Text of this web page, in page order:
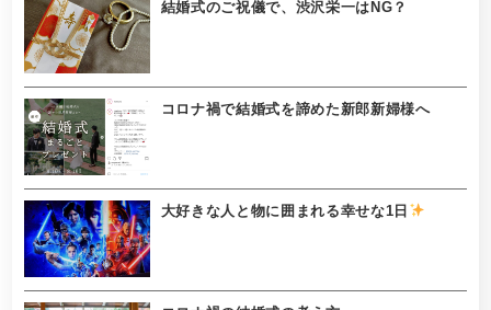
結婚式のご祝儀で、渋沢栄一はNG？
コロナ禍で結婚式を諦めた新郎新婦様へ
大好きな人と物に囲まれる幸せな1日